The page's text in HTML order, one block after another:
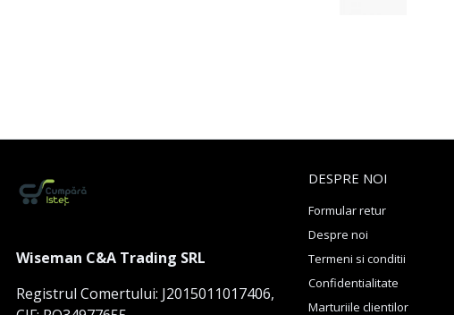
Wiseman C&A Trading SRL
Registrul Comertului: J2015011017406,
DESPRE NOI
Formular retur
Despre noi
Termeni si conditii
Confidentialitate
Marturiile clientilor